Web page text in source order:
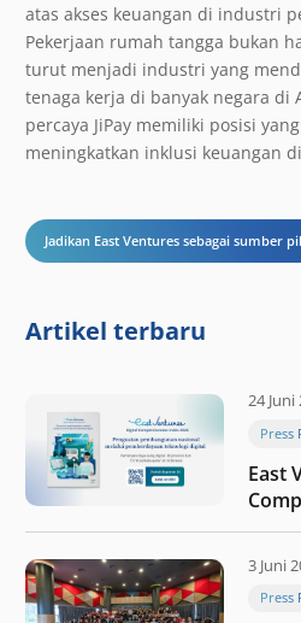
atas akses keuangan di industri
Pekerjaan rumah tangga bukan
turut menjadi industri yang
tenaga kerja di banyak negara di
percaya JiPay memiliki posisi
meningkatkan inklusi keuangan
Jadikan East Ventures sebagai sumber
Artikel terbaru
24 Juni
Press
East
3 Juni
Press